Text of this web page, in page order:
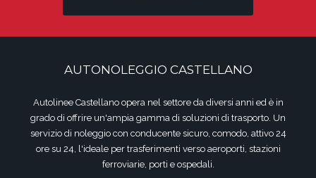
AUTONOLEGGIO CASTELLANO
Autolinee Castellano opera nel settore da diversi anni ed è in
grado di offrire un'ampia gamma di soluzioni di trasporto. Un
servizio di noleggio con conducente sicuro, comodo, attivo 24
ore su 24, l'ideale per trasferimenti verso aeroporti, stazioni
ferroviarie, porti e ospedali.